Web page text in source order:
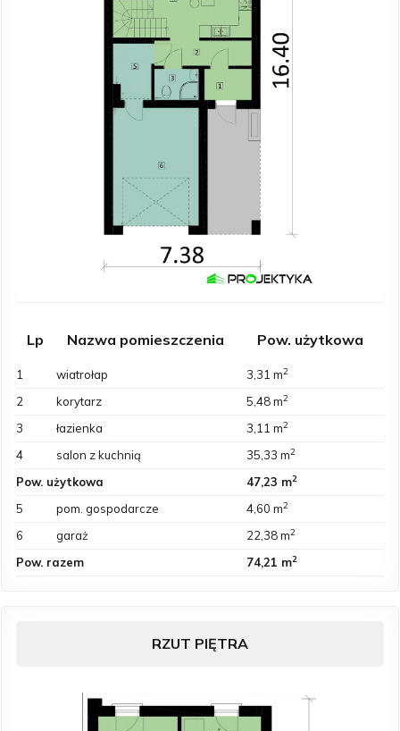
Lp Nazwa pomieszczenia Pow. użytkowa
1 wiatrołap 3,31 m2
2 korytarz 5,48 m2
3 łazienka 3,11 m2
4 salon z kuchnią 35,33 m2
Pow. użytkowa 47,23 m2
5 pom. gospodarcze 4,60 m2
6 garaż 22,38 m2
Pow. razem 74,21 m2
RZUT PIĘTRA